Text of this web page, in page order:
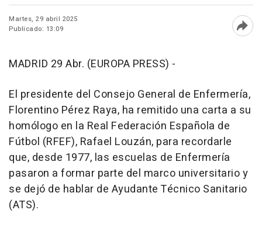
Martes, 29 abril 2025
Publicado: 13:09
MADRID 29 Abr. (EUROPA PRESS) -
El presidente del Consejo General de Enfermería,
Florentino Pérez Raya, ha remitido una carta a su
homólogo en la Real Federación Española de
Fútbol (RFEF), Rafael Louzán, para recordarle
que, desde 1977, las escuelas de Enfermería
pasaron a formar parte del marco universitario y
se dejó de hablar de Ayudante Técnico Sanitario
(ATS).